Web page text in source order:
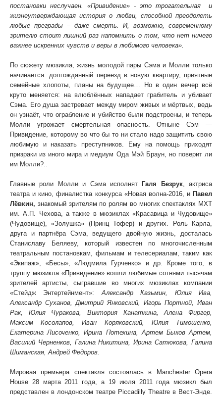
постановки неслучаен. «Привидение» - это трогательная и
жизнеутверждающая история о любви, способной преодолеть
любые преграды – даже смерть. И, возможно, современному
зрителю стоит лишний раз напомнить о том, что нет ничего
важнее искренних чувств и веры в любимого человека».
По сюжету мюзикла, жизнь молодой пары Сэма и Молли только
начинается: долгожданный переезд в новую квартиру, приятные
семейные хлопоты, планы на будущее… Но в один вечер всё
круто меняется: на влюблённых нападает грабитель и убивает
Сэма. Его душа застревает между миром живых и мёртвых, ведь
он узнаёт, что ограбление и убийство были подстроены, и теперь
Молли угрожает смертельная опасность. Отныне Сэм —
Привидение, которому во что бы то ни стало надо защитить свою
любимую и наказать преступников. Ему на помощь приходят
призраки из иного мира и медиум Ода Мэй Браун, но поверит ли
им Молли?..
Главные роли Молли и Сэма исполнят Галя Безрук, актриса
театра и кино, финалистка конкурса «Новая волна-2016, и Павел
Лёвкин, знакомый зрителям по ролям во многих спектаклях МХТ
им. А.П. Чехова, а также в мюзиклах «Красавица и Чудовище»
(Чудовище), «Золушка» (Принц Тофер) и других. Роль Карла,
друга и партнёра Сэма, ведущего двойную жизнь, досталась
Станиславу Беляеву, который известен по многочисленным
театральным постановкам, фильмам и телесериалам, таким как
«Экипаж», «Бесы», «Людмила Гурченко» и др. Кроме того, в
труппу мюзикла «Привидение» вошли любимые сотнями тысячам
зрителей артисты, сыгравшие во многих мюзиклах компании
«Стейдж Энтертейнмент»:Александр Казьмин, Юлия Ива,
Александр Суханов, Дмитрий Янковский, Игорь Портной, Иван
Рак, Юлия Чуракова, Виктория Канаткина, Алена Фиргер,
Максим Косолапов, Иван Коряковский, Юлия Тимошенко,
Екатерина Лисоченко, Ирина Потехина, Артем Быков Артем,
Василий Черненков, Галина Никитина, Ирина Сатюкова, Галина
Шиманская, Андрей Федоров.
Мировая премьера спектакля состоялась в Manchester Opera
House 28 марта 2011 года, а 19 июля 2011 года мюзикл был
представлен в лондонском театре Piccadilly Theatre в Вест-Энде.